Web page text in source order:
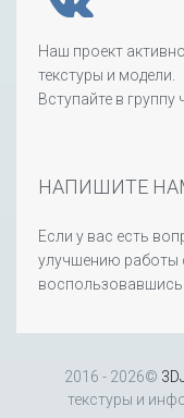
Наш проект
текстуры и модели.
Вступайте в
НАПИШИТЕ
Если у вас есть
улучшению работы
2016 - 2026©
текстуры и